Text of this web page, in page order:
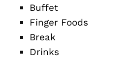
Buffet
Finger Foods
Break
Drinks